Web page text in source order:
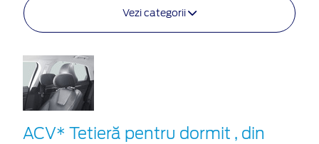
Vezi categorii
ACV* Tetieră pentru dormit , din